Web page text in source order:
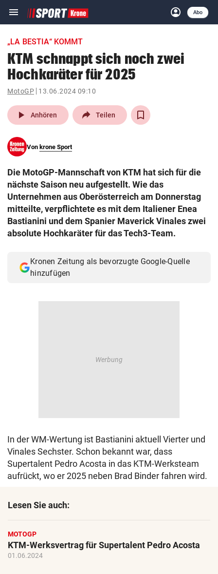
menu Navigation
ein-/ausklappen
account_circle
Anmelden
Abo
close Schließen
account_circle Anmelden
pin_drop
Wien arrow_right
search
eingeben
© Krone Multimedia GmbH & Co KG 2026
Muthgasse 2, 1190 Wien
„LA BESTIA“ KOMMT
KTM schnappt sich noch zwei
Hochkaräter für 2025
MotoGP 13.06.2024 09:10
play_arrow Anhören Teilen
Von krone Sport
Die MotoGP-Mannschaft von KTM hat sich für die
nächste Saison neu aufgestellt. Wie das
Unternehmen aus Oberösterreich am Donnerstag
mitteilte, verpflichtete es mit dem Italiener Enea
Bastianini und dem Spanier Maverick Vinales zwei
absolute Hochkaräter für das Tech3-Team.
Kronen Zeitung als bevorzugte Google-Quelle
hinzufügen
In der WM-Wertung ist Bastianini aktuell Vierter und
Vinales Sechster. Schon bekannt war, dass
Supertalent Pedro Acosta in das KTM-Werksteam
aufrückt, wo er 2025 neben Brad Binder fahren wird.
Lesen Sie auch:
MOTOGP
KTM-Werksvertrag für Supertalent Pedro Acosta
01.06.2024